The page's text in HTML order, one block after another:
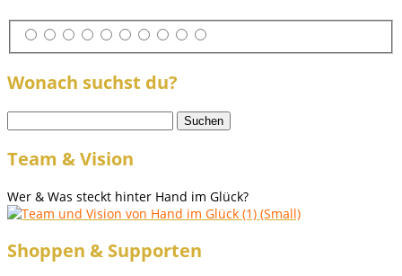
Wonach suchst du?
nach:
Team & Vision
Wer & Was steckt hinter Hand im Glück?
Shoppen & Supporten